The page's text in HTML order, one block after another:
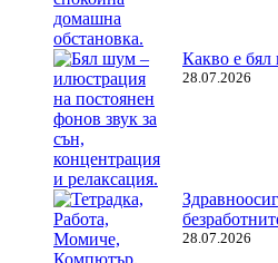
Какво е бял
28.07.2026
28.07.2026